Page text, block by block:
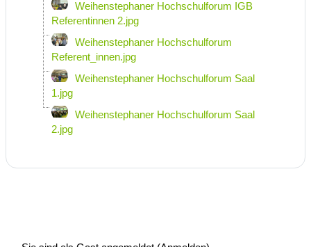
Weihenstephaner Hochschulforum IGB
Referentinnen 2.jpg
Weihenstephaner Hochschulforum
Referent_innen.jpg
Weihenstephaner Hochschulforum Saal
1.jpg
Weihenstephaner Hochschulforum Saal
2.jpg